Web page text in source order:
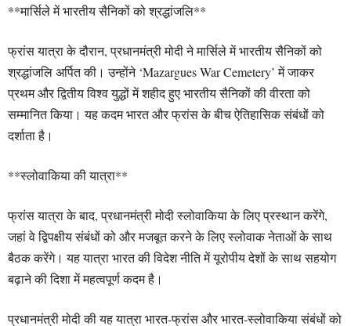
**मार्सिले में भारतीय सैनिकों को श्रद्धांजलि**
फ्रांस यात्रा के दौरान, प्रधानमंत्री मोदी ने मार्सिले में भारतीय सैनिकों को
श्रद्धांजलि अर्पित की। उन्होंने ‘Mazargues War Cemetery’ में जाकर
प्रथम और द्वितीय विश्व युद्धों में शहीद हुए भारतीय सैनिकों की वीरता को
सम्मानित किया। यह कदम भारत और फ्रांस के बीच ऐतिहासिक संबंधों को
दर्शाता है।
**स्लोवाकिया की यात्रा**
फ्रांस यात्रा के बाद, प्रधानमंत्री मोदी स्लोवाकिया के लिए प्रस्थान करेंगे,
जहां वे द्विपक्षीय संबंधों को और मजबूत करने के लिए स्लोवाक नेताओं के साथ
बैठक करेंगे। यह यात्रा भारत की विदेश नीति में यूरोपीय देशों के साथ सहयोग
बढ़ाने की दिशा में महत्वपूर्ण कदम है।
प्रधानमंत्री मोदी की यह यात्रा भारत-फ्रांस और भारत-स्लोवाकिया संबंधों को